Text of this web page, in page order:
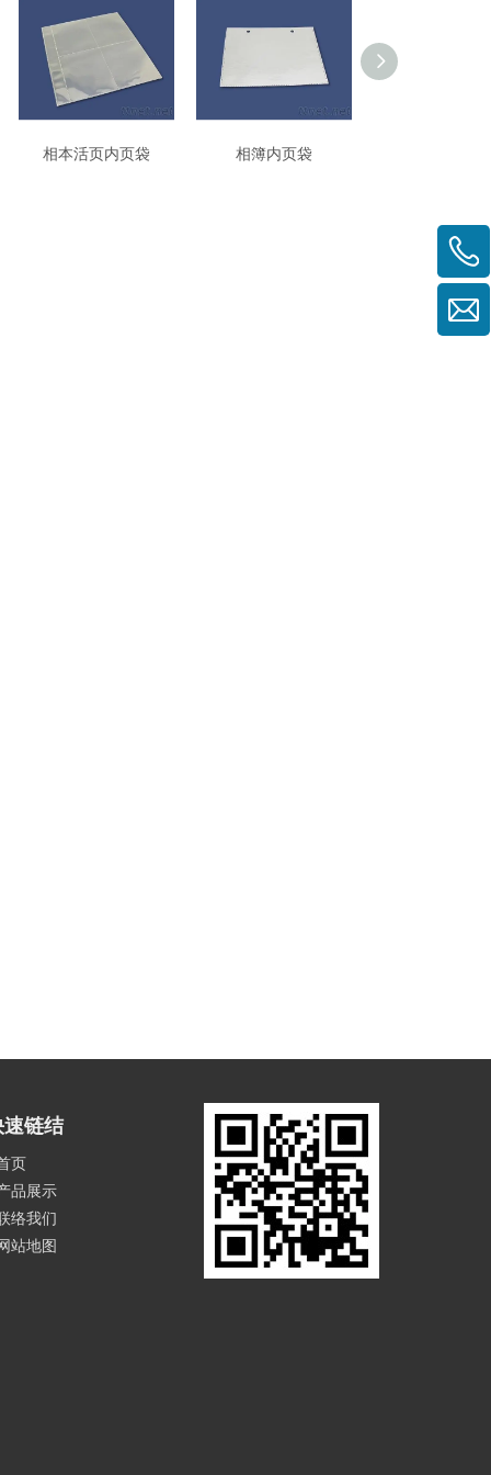
相本活页内页袋 相簿内页袋
速链结
页
品展示
络我们
站地图